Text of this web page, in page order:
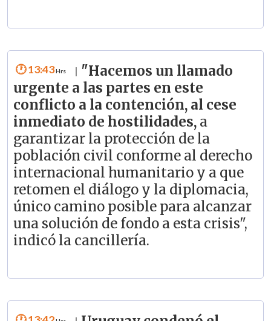
13:43
"Hacemos un llamado
urgente a las partes en este
conflicto a la contención, al cese
inmediato de hostilidades,a
garantizar la protección de la
población civil conforme al derecho
internacional humanitario y a que
retomen el diálogo y la diplomacia,
único camino posible para alcanzar
una solución de fondo a esta crisis",
indicó la cancillería.